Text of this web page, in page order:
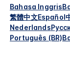
Bahasa Inggris
繁體中文Español
Nederlands
Português (BR)